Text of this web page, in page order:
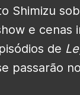
Shimizu
e cenas
de
passarão